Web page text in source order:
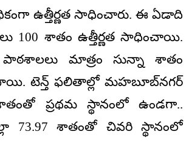
ఉత్తీర్ణత సాధించారు. ఈ ఏడాది
100 శాతం ఉత్తీర్ణత సాధించాయి.
మాత్రం సున్నా శాతం
టెన్త్ ఫలితాల్లో మహబూబ్‌నగర్
ప్రథమ స్థానంలో ఉండగా..
73.97 శాతంతో చివరి స్థానంలో